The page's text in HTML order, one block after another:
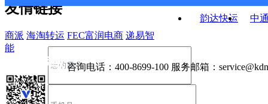
韵达快运
中
友情链接
商派 海淘转运 FEC富润电商 递易智
能
咨询电话： 400-8699-100 服务邮箱：